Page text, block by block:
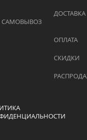
			    		КАРЬЕРА